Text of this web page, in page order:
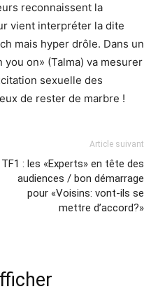
reconnaissent la
vient interpréter la dite
mais hyper drôle. Dans un
on» (Talma) va mesurer
sexuelle des
de rester de marbre !
Article suivant
TF1 : les «Experts» en tête des
audiences / bon démarrage
pour «Voisins: vont-ils se
mettre d’accord?»